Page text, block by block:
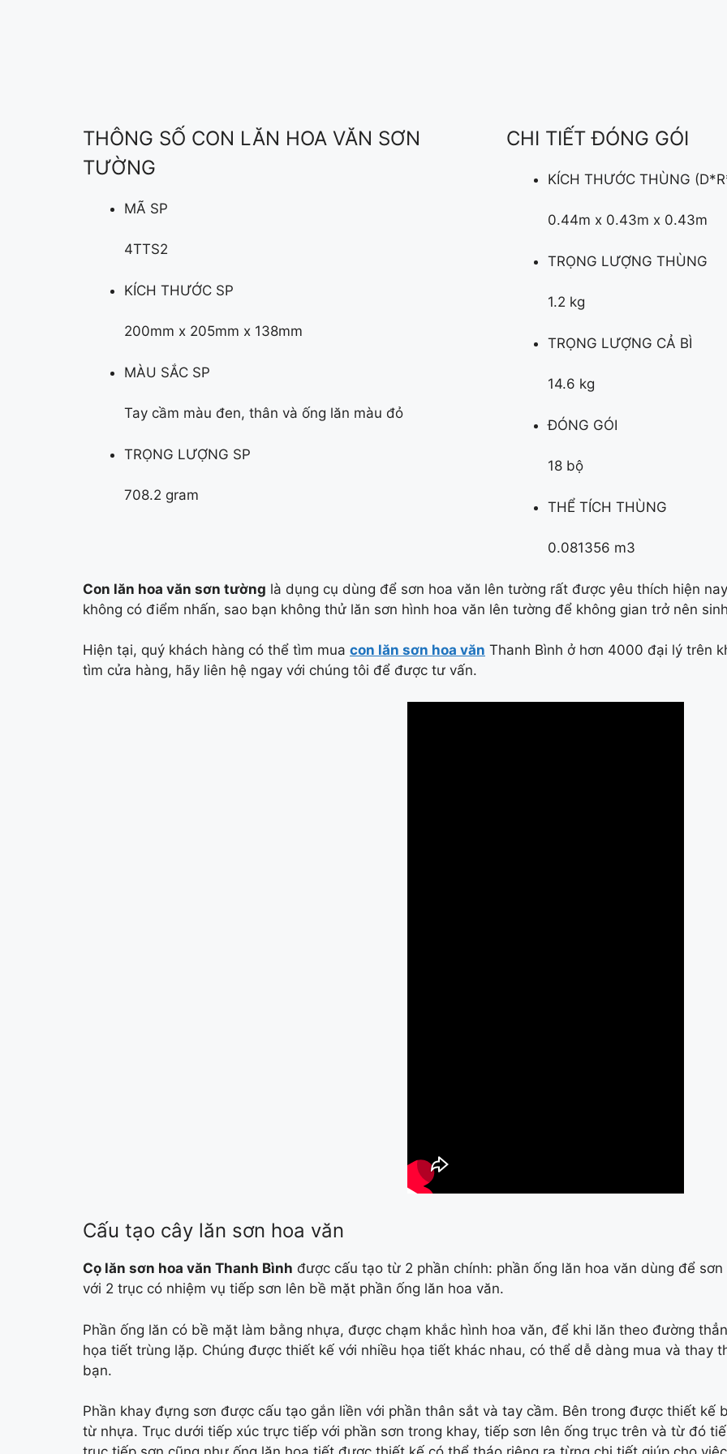
THÔNG SỐ CON LĂN HOA VĂN SƠN
TƯỜNG
MÃ SP
4TTS2
KÍCH THƯỚC SP
200mm x 205mm x 138mm
MÀU SẮC SP
Tay cầm màu đen, thân và ống lăn màu đỏ
TRỌNG LƯỢNG SP
708.2 gram
CHI TIẾT ĐÓNG GÓI
KÍCH THƯỚC THÙNG
0.44m x 0.43m x 0.43m
TRỌNG LƯỢNG THÙNG
1.2 kg
TRỌNG LƯỢNG CẢ BÌ
14.6 kg
ĐÓNG GÓI
18 bộ
THỂ TÍCH THÙNG
0.081356 m3
Con lăn hoa văn sơn tường là dụng cụ dùng để sơn hoa văn lên tường rất được yêu thích hiện
không có điểm nhấn, sao bạn không thử lăn sơn hình hoa văn lên tường để không gian trở nên
Hiện tại, quý khách hàng có thể tìm mua con lăn sơn hoa văn Thanh Bình ở hơn 4000 đại lý trên
tìm cửa hàng, hãy liên hệ ngay với chúng tôi để được tư vấn.
Cấu tạo cây lăn sơn hoa văn
Cọ lăn sơn hoa văn Thanh Bình được cấu tạo từ 2 phần chính: phần ống lăn hoa văn dùng để
với 2 trục có nhiệm vụ tiếp sơn lên bề mặt phần ống lăn hoa văn.
Phần ống lăn có bề mặt làm bằng nhựa, được chạm khắc hình hoa văn, để khi lăn theo đường
họa tiết trùng lặp. Chúng được thiết kế với nhiều họa tiết khác nhau, có thể dễ dàng mua và thay
bạn.
Phần khay đựng sơn được cấu tạo gắn liền với phần thân sắt và tay cầm. Bên trong được thiết kế
từ nhựa. Trục dưới tiếp xúc trực tiếp với phần sơn trong khay, tiếp sơn lên ống trục trên và từ đó